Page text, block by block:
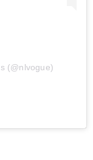
(@nlvogue)